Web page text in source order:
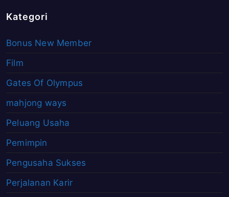
Kategori
Bonus New Member
Film
Gates Of Olympus
mahjong ways
Peluang Usaha
Pemimpin
Pengusaha Sukses
Perjalanan Karir